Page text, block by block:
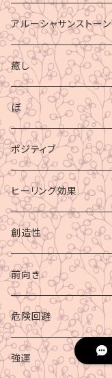
アルーシャサンストーン
癒し
ぼ
ポジティブ
ヒーリング効果
創造性
前向き
危険回避
強運